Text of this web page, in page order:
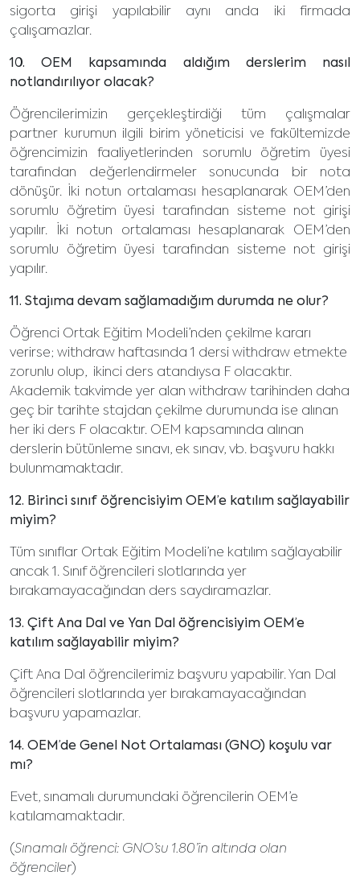
sigorta girişi yapılabilir aynı anda iki firmada
çalışamazlar.
10. OEM kapsamında aldığım derslerim nasıl
notlandırılıyor olacak?
Öğrencilerimizin gerçekleştirdiği tüm çalışmalar
partner kurumun ilgili birim yöneticisi ve fakültemizde
öğrencimizin faaliyetlerinden sorumlu öğretim üyesi
tarafından değerlendirmeler sonucunda bir nota
dönüşür. İki notun ortalaması hesaplanarak OEM’den
sorumlu öğretim üyesi tarafından sisteme not girişi
yapılır. İki notun ortalaması hesaplanarak OEM’den
sorumlu öğretim üyesi tarafından sisteme not girişi
yapılır.
11. Stajıma devam sağlamadığım durumda ne olur?
Öğrenci Ortak Eğitim Modeli’nden çekilme kararı
verirse; withdraw haftasında 1 dersi withdraw etmekte
zorunlu olup, ikinci ders atandıysa F olacaktır.
Akademik takvimde yer alan withdraw tarihinden daha
geç bir tarihte stajdan çekilme durumunda ise alınan
her iki ders F olacaktır. OEM kapsamında alınan
derslerin bütünleme sınavı, ek sınav, vb. başvuru hakkı
bulunmamaktadır.
12. Birinci sınıf öğrencisiyim OEM’e katılım sağlayabilir
miyim?
Tüm sınıflar Ortak Eğitim Modeli’ne katılım sağlayabilir
ancak 1. Sınıf öğrencileri slotlarında yer
bırakamayacağından ders saydıramazlar.
13. Çift Ana Dal ve Yan Dal öğrencisiyim OEM’e
katılım sağlayabilir miyim?
Çift Ana Dal öğrencilerimiz başvuru yapabilir. Yan Dal
öğrencileri slotlarında yer bırakamayacağından
başvuru yapamazlar.
14. OEM’de Genel Not Ortalaması (GNO) koşulu var
mı?
Evet, sınamalı durumundaki öğrencilerin OEM’e
katılamamaktadır.
(Sınamalı öğrenci: GNO’su 1.80’in altında olan
öğrenciler)